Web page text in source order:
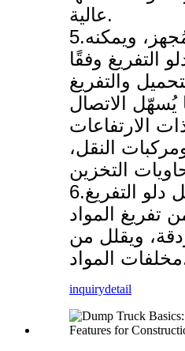
عالية.
5.٥. نظام الرفع مُجهز، ويمكنه
التفريغ وفقًا
والتفريغ
يُسهّل الاتصال
الارتفاعات
النقل،
6.٦. زاوية ميل دلو التفريغ
تفريغ المواد
ويقلل من
inquirydetail